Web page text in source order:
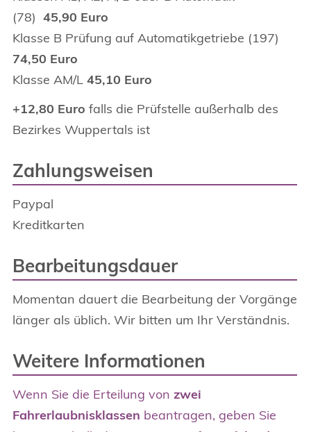
(78) 45,90 Euro
Klasse B Prüfung auf Automatikgetriebe (197)
74,50 Euro
Klasse AM/L 45,10 Euro
+12,80 Euro falls die Prüfstelle außerhalb des
Bezirkes Wuppertals ist
Zahlungsweisen
Paypal
Kreditkarten
Bearbeitungsdauer
Momentan dauert die Bearbeitung der Vorgänge
länger als üblich. Wir bitten um Ihr Verständnis.
Weitere Informationen
Wenn Sie die Erteilung von zwei
Fahrerlaubnisklassen beantragen, geben Sie